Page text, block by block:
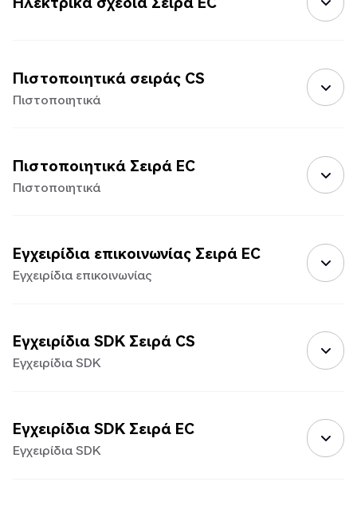
Πιστοποιητικά σειράς CS
Πιστοποιητικά
Πιστοποιητικά Σειρά EC
Πιστοποιητικά
Εγχειρίδια επικοινωνίας Σειρά EC
Εγχειρίδια επικοινωνίας
Εγχειρίδια SDK Σειρά CS
Εγχειρίδια SDK
Εγχειρίδια SDK Σειρά EC
Εγχειρίδια SDK